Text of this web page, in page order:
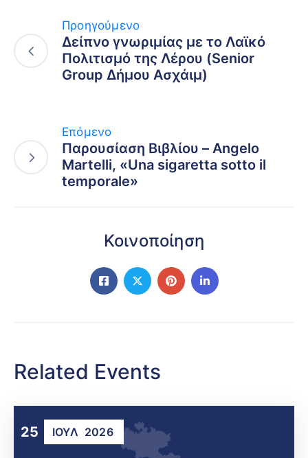
Προηγούμενο
Δείπνο γνωριμίας με το Λαϊκό
Πολιτισμό της Λέρου (Senior
Group Δήμου Ασχάιμ)
Επόμενο
Παρουσίαση Βιβλίου – Angelo
Martelli, «Una sigaretta sotto il
temporale»
Κοινοποίηση
Related Events
25 ΙΟΎΛ 2026